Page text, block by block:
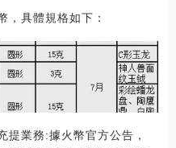
，具體規格如下：
業務:據火幣官方公告，